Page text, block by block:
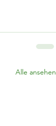
Alle ansehen